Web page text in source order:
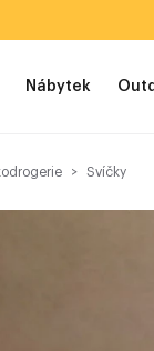
Nábytek
Svíčky